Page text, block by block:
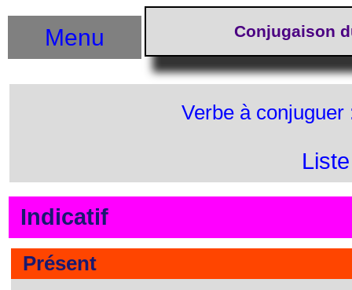
Conjugaison
Menu
Verbe à
Indicatif
Présent